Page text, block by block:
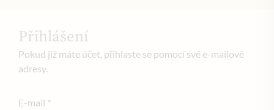
Přihlášení
Pokud již máte účet, přihlaste se pomocí své e-mailové
adresy.
E-mail